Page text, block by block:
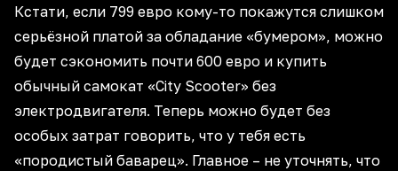
Кстати, если 799 евро кому-то покажутся слишком
серьёзной платой за обладание «бумером», можно
будет сэкономить почти 600 евро и купить
обычный самокат «City Scooter» без
электродвигателя. Теперь можно будет без
особых затрат говорить, что у тебя есть
«породистый баварец». Главное – не уточнять, что